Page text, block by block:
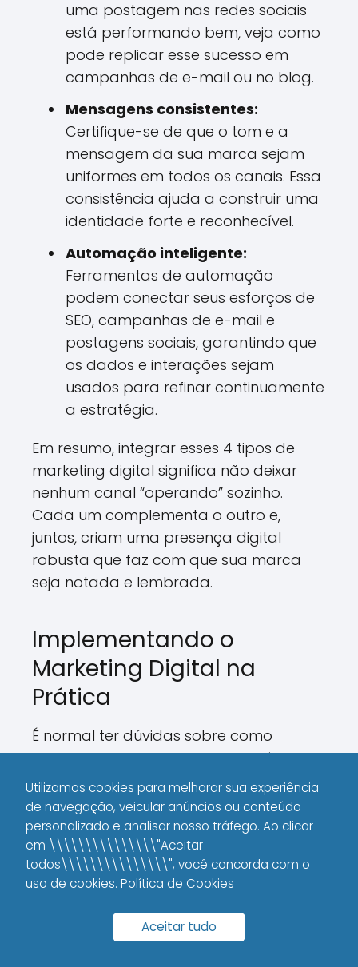
uma postagem nas redes sociais
está performando bem, veja como
pode replicar esse sucesso em
campanhas de e-mail ou no blog.
Mensagens consistentes:
Certifique-se de que o tom e a
mensagem da sua marca sejam
uniformes em todos os canais. Essa
consistência ajuda a construir uma
identidade forte e reconhecível.
Automação inteligente:
Ferramentas de automação
podem conectar seus esforços de
SEO, campanhas de e-mail e
postagens sociais, garantindo que
os dados e interações sejam
usados para refinar continuamente
a estratégia.
Em resumo, integrar esses 4 tipos de
marketing digital significa não deixar
nenhum canal “operando” sozinho.
Cada um complementa o outro e,
juntos, criam uma presença digital
robusta que faz com que sua marca
seja notada e lembrada.
Implementando o
Marketing Digital na
Prática
É normal ter dúvidas sobre como
começar a colocar essas estratégias
em prática. A chave é começar com
pequenas ações e, conforme os
resultados aparecem, ampliar o
investimento e a complexidade da sua
abordagem.
Passo a passo para dar os
primeiros passos
Utilizamos cookies para melhorar sua experiência
de navegação, veicular anúncios ou conteúdo
personalizado e analisar nosso tráfego. Ao clicar
em \\\\\\\\\\\\\\\"Aceitar
todos\\\\\\\\\\\\\\\", você concorda com o
uso de cookies. Política de Cookies
Aceitar tudo